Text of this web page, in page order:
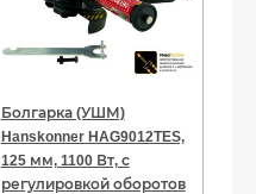
Болгарка (УШМ)
Hanskonner HAG9012TES,
125 мм, 1100 Вт, с
регулировкой оборотов